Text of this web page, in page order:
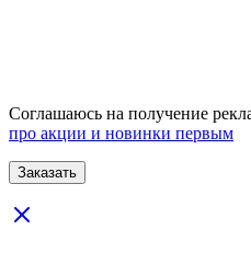
Соглашаюсь на получение
про акции и новинки первым